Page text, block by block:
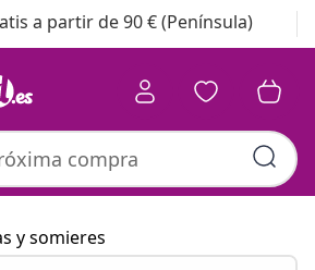
a partir de 90 € (Península)
y somieres